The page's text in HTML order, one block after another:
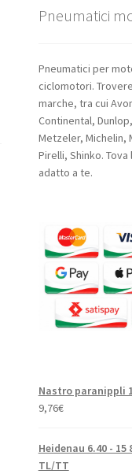
Pneumatici
Pneumatici per
ciclomotori.
marche, tra cui
Continental,
Metzeler, Michelin,
Pirelli, Shinko.
adatto a te.
Nastro paranippli
9,76€
Heidenau 6.40 - 15
TL/TT